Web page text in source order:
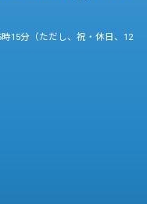
15分（ただし、祝・休日、12